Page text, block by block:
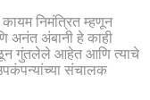
कायम निमंत्रित म्हणून
अनंत अंबानी हे काही
गुंतलेले आहेत आणि त्याचे
संचालक